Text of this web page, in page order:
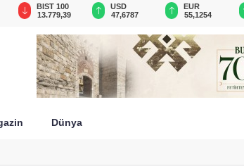
BIST 100
13.779,39
USD
47,6787
EUR
55,1254
Dünya